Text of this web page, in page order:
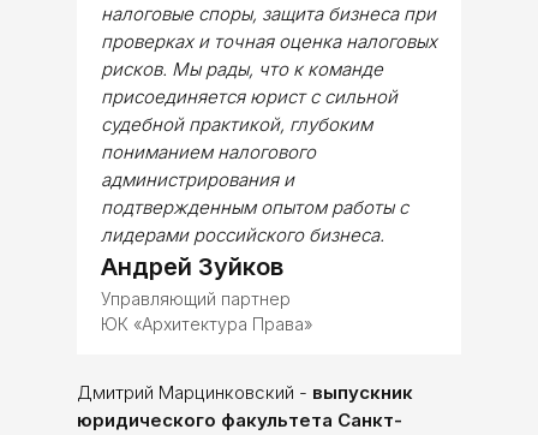
налоговые споры, защита бизнеса при
проверках и точная оценка налоговых
рисков. Мы рады, что к команде
присоединяется юрист с сильной
судебной практикой, глубоким
пониманием налогового
администрирования и
подтвержденным опытом работы с
лидерами российского бизнеса.
Андрей Зуйков
Управляющий партнер
ЮК «Архитектура Права»
Дмитрий Марцинковский - выпускник
юридического факультета Санкт-